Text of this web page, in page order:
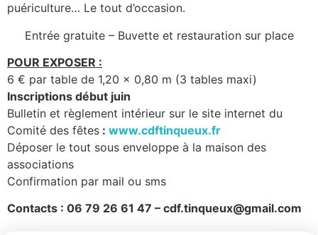
puériculture… Le tout d’occasion.
Entrée gratuite – Buvette et restauration sur place
POUR EXPOSER :
6 € par table de 1,20 x 0,80 m (3 tables maxi)
Inscriptions début juin
Bulletin et règlement intérieur sur le site internet du
Comité des fêtes : www.cdftinqueux.fr
Déposer le tout sous enveloppe à la maison des
associations
Confirmation par mail ou sms
Contacts : 06 79 26 61 47 – cdf.tinqueux@gmail.com